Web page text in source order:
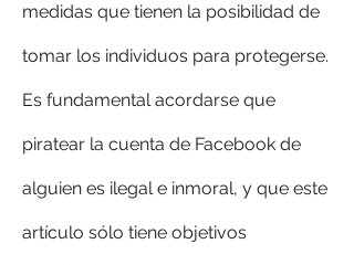
medidas que tienen la posibilidad de
tomar los individuos para protegerse.
Es fundamental acordarse que
piratear la cuenta de Facebook de
alguien es ilegal e inmoral, y que este
artículo sólo tiene objetivos